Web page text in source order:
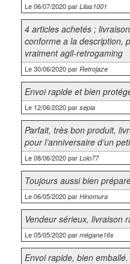
Le 06/07/2020 par Lilas1001
4 articles achetés ;
conforme a la description,
vraiment agil-retrogaming
Le 30/06/2020 par Retrojaze
Envoi rapide et bien
Le 12/06/2020 par sepia
Parfait, très bon produit,
pour l’anniversaire d’un
Le 08/06/2020 par Lolo77
Toujours aussi bien
Le 06/05/2020 par Hinomura
Vendeur sérieux, livraison
Le 05/05/2020 par mégane16s
Envoi rapide, bien